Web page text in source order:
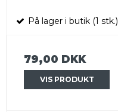
På lager i butik (1 stk.)
79,00 DKK
VIS PRODUKT